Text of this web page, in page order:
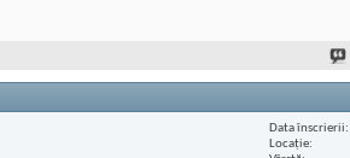
Data înscrierii
Locaţie